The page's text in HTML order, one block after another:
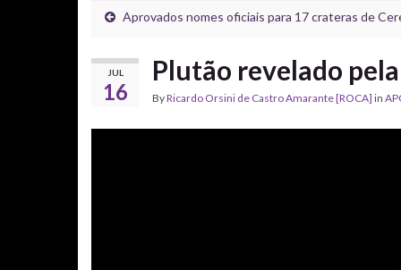
Aprovados nomes oficiais para 17 crateras de
JUL
16
Plutão revelado
ByRicardo Orsini de Castro Amarante [ROCA] in